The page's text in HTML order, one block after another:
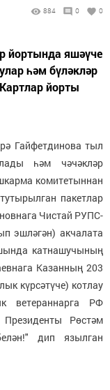
884 0 0
йортында яшәүче
һәм бүләкләр
йорты
Гайфетдинова тыл
һәм чәчәкләр
комитетыннан
пакетлар
Чистай РУПС-
эшләгән) акчалата
катнашучының
Казанның 203
күрсәтүче) котлау
ветераннарга РФ
Рөстәм
дип язылган